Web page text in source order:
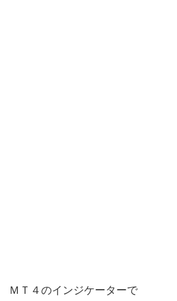
ＭＴ４のインジケーターで